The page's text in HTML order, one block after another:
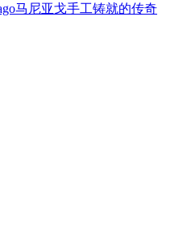
马尼亚戈手工铸就的传奇